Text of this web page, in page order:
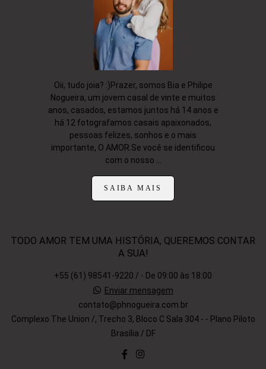
Oii, tudo joia? :)Prazer, somos Bia e Philipe
Nogueira, um jovem casal de vinte e muitos
anos, casados, estamos juntos há 14 anos e
há 12 fotografamos casais apaixonados,
pessoas felizes, sonhos e o mais
importante, O AMOR.Se você se identificou
com o nosso ...
SAIBA MAIS
TODO AMOR TEM UMA HISTÓRIA, QUEREMOS CONTAR
A SUA!
+55 (61) 98541-9220 / - De 09:00 às 18:00
Enviar mensagem
contato@phnogueira.com.br
Complexo The Union /, Trecho 3, Bloco C Sala 304 - - Plano Piloto
Brasília / DF